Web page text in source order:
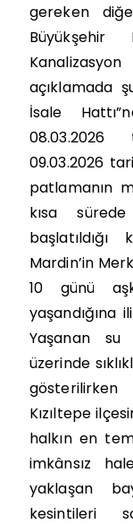
gereken
açıklamada
İsale
09.03.2026
patlamanın
kısa
Mardin’in
10 günü
yaşandığına
Yaşanan
üzerinde
Kızıltepe
halkın en
imkânsız
yaklaşan
kesintileri